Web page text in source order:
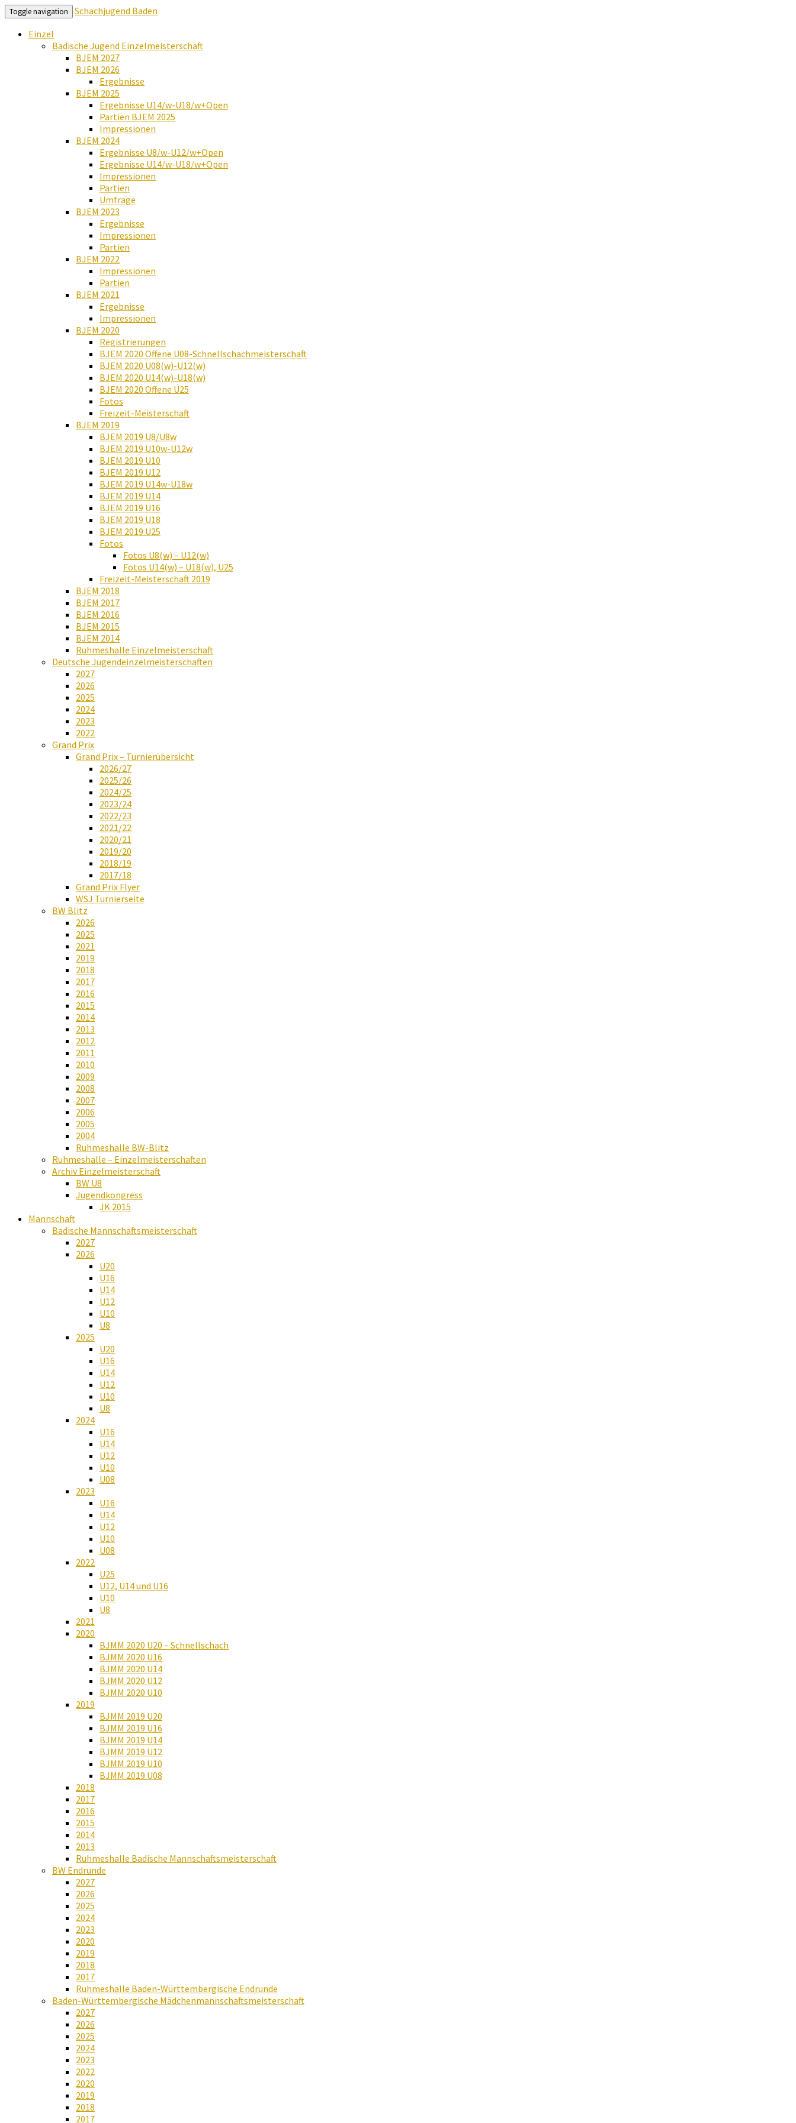
Toggle navigation
Schachjugend Baden
Einzel
Badische Jugend Einzelmeisterschaft
BJEM 2027
BJEM 2026
Ergebnisse
BJEM 2025
Ergebnisse U14/w-U18/w+Open
Partien BJEM 2025
Impressionen
BJEM 2024
Ergebnisse U8/w-U12/w+Open
Ergebnisse U14/w-U18/w+Open
Impressionen
Partien
Umfrage
BJEM 2023
Ergebnisse
Impressionen
Partien
BJEM 2022
Impressionen
Partien
BJEM 2021
Ergebnisse
Impressionen
BJEM 2020
Registrierungen
BJEM 2020 Offene U08-Schnellschachmeisterschaft
BJEM 2020 U08(w)-U12(w)
BJEM 2020 U14(w)-U18(w)
BJEM 2020 Offene U25
Fotos
Freizeit-Meisterschaft
BJEM 2019
BJEM 2019 U8/U8w
BJEM 2019 U10w-U12w
BJEM 2019 U10
BJEM 2019 U12
BJEM 2019 U14w-U18w
BJEM 2019 U14
BJEM 2019 U16
BJEM 2019 U18
BJEM 2019 U25
Fotos
Fotos U8(w) – U12(w)
Fotos U14(w) – U18(w), U25
Freizeit-Meisterschaft 2019
BJEM 2018
BJEM 2017
BJEM 2016
BJEM 2015
BJEM 2014
Ruhmeshalle Einzelmeisterschaft
Deutsche Jugendeinzelmeisterschaften
2027
2026
2025
2024
2023
2022
Grand Prix
Grand Prix – Turnierübersicht
2026/27
2025/26
2024/25
2023/24
2022/23
2021/22
2020/21
2019/20
2018/19
2017/18
Grand Prix Flyer
WSJ Turnierseite
BW Blitz
2026
2025
2021
2019
2018
2017
2016
2015
2014
2013
2012
2011
2010
2009
2008
2007
2006
2005
2004
Ruhmeshalle BW-Blitz
Ruhmeshalle – Einzelmeisterschaften
Archiv Einzelmeisterschaft
BW U8
Jugendkongress
JK 2015
Mannschaft
Badische Mannschaftsmeisterschaft
2027
2026
U20
U16
U14
U12
U10
U8
2025
U20
U16
U14
U12
U10
U8
2024
U16
U14
U12
U10
U08
2023
U16
U14
U12
U10
U08
2022
U25
U12, U14 und U16
U10
U8
2021
2020
BJMM 2020 U20 – Schnellschach
BJMM 2020 U16
BJMM 2020 U14
BJMM 2020 U12
BJMM 2020 U10
2019
BJMM 2019 U20
BJMM 2019 U16
BJMM 2019 U14
BJMM 2019 U12
BJMM 2019 U10
BJMM 2019 U08
2018
2017
2016
2015
2014
2013
Ruhmeshalle Badische Mannschaftsmeisterschaft
BW Endrunde
2027
2026
2025
2024
2023
2020
2019
2018
2017
Ruhmeshalle Baden-Württembergische Endrunde
Baden-Württembergische Mädchenmannschaftsmeisterschaft
2027
2026
2025
2024
2023
2022
2020
2019
2018
2017